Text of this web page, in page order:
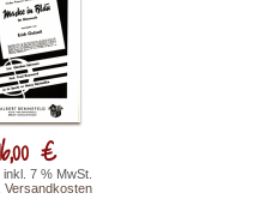
€
inkl. 7 % MwSt.
Versandkosten